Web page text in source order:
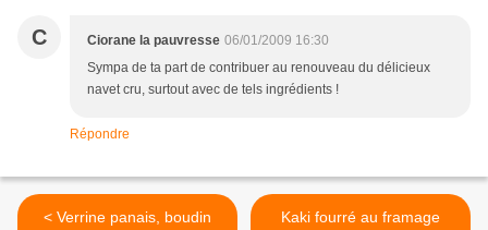
C Ciorane la pauvresse 06/01/2009 16:30
Sympa de ta part de contribuer au renouveau du délicieux
navet cru, surtout avec de tels ingrédients !
Répondre
< Verrine panais, boudin
Kaki fourré au framage